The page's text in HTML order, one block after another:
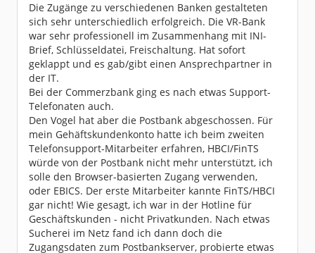
Die Zugänge zu verschiedenen Banken gestalteten
sich sehr unterschiedlich erfolgreich. Die VR-Bank
war sehr professionell im Zusammenhang mit INI-
Brief, Schlüsseldatei, Freischaltung. Hat sofort
geklappt und es gab/gibt einen Ansprechpartner in
der IT.
Bei der Commerzbank ging es nach etwas Support-
Telefonaten auch.
Den Vogel hat aber die Postbank abgeschossen. Für
mein Gehäftskundenkonto hatte ich beim zweiten
Telefonsupport-Mitarbeiter erfahren, HBCI/FinTS
würde von der Postbank nicht mehr unterstützt, ich
solle den Browser-basierten Zugang verwenden,
oder EBICS. Der erste Mitarbeiter kannte FinTS/HBCI
gar nicht! Wie gesagt, ich war in der Hotline für
Geschäftskunden - nicht Privatkunden. Nach etwas
Sucherei im Netz fand ich dann doch die
Zugangsdaten zum Postbankserver, probierte etwas